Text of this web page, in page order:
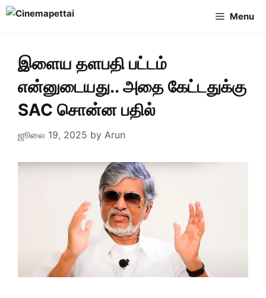
Skip
Menu
இளைய தளபதி பட்டம்
என்னுடையது.. அதை கேட்டதுக்கு
SAC சொன்ன பதில்
ஜூலை 19, 2025 by Arun